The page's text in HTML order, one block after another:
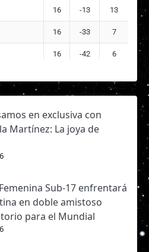
16 -13 13
16 -33 7
16 -42 6
en exclusiva con
Martínez: La joya de
Sub-17 enfrentará
en doble amistoso
para el Mundial